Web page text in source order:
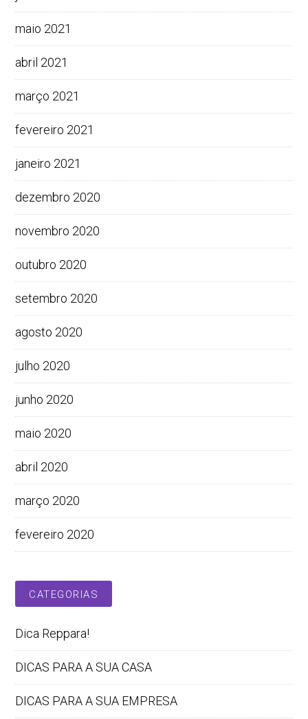
maio 2021
abril 2021
março 2021
fevereiro 2021
janeiro 2021
dezembro 2020
novembro 2020
outubro 2020
setembro 2020
agosto 2020
julho 2020
junho 2020
maio 2020
abril 2020
março 2020
fevereiro 2020
CATEGORIAS
Dica Reppara!
DICAS PARA A SUA CASA
DICAS PARA A SUA EMPRESA